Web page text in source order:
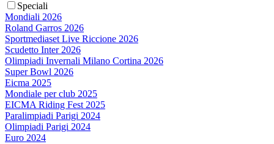
Speciali
Mondiali 2026
Roland Garros 2026
Sportmediaset Live Riccione 2026
Scudetto Inter 2026
Olimpiadi Invernali Milano Cortina 2026
Super Bowl 2026
Eicma 2025
Mondiale per club 2025
EICMA Riding Fest 2025
Paralimpiadi Parigi 2024
Olimpiadi Parigi 2024
Euro 2024